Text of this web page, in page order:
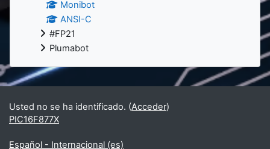
Monibot
ANSI-C
#FP21
Plumabot
Usted no se ha identificado. (Acceder)
PIC16F877X
Español - Internacional ‎(es)‎